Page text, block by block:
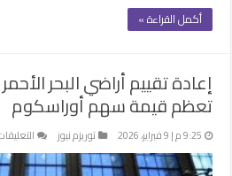
أكمل القراءة »
إعادة تقييم أراضي البحر
تعظم قيمة سهم أوراسكوم
9:25 م | 9 فبراير، 2026 توريزم نيوز